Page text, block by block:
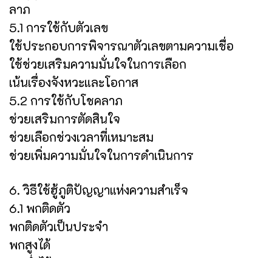
ลาภ
5.1 การใช้กับตัวเลข
ใช้ประกอบการพิจารณาตัวเลขตามความเชื่อ
ใช้ช่วยเสริมความมั่นใจในการเลือก
เน้นเรื่องจังหวะและโอกาส
5.2 การใช้กับโชคลาภ
ช่วยเสริมการตัดสินใจ
ช่วยเลือกช่วงเวลาที่เหมาะสม
ช่วยเพิ่มความมั่นใจในการดำเนินการ
6. วิธีใช้ฮู้ภูติปัญญาแห่งความสำเร็จ
6.1 พกติดตัว
พกติดตัวเป็นประจำ
พกสูงได้